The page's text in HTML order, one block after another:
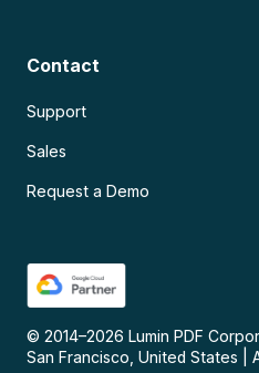
Contact
Support
Sales
Request a Demo
© 2014–2026 Lumin PDF
San Francisco, United States